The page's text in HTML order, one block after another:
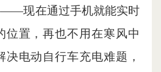
现在通过手机就能实时
位置，再也不用在寒风中
电动自行车充电难题，